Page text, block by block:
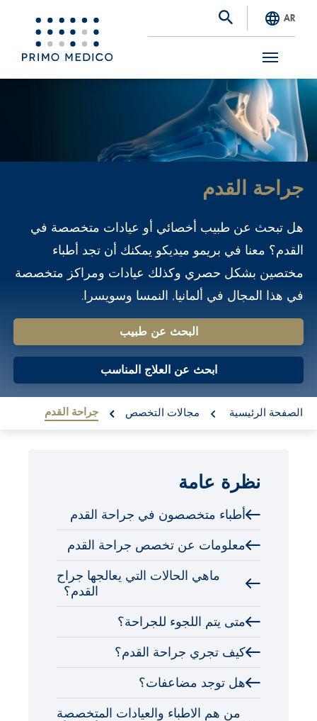
S
e
AR
جراحة القدم
هل تبحث عن طبيب أخصائي أو عيادات متخصصة في
القدم؟ معنا في بريمو ميديكو يمكنك أن تجد أطباء
مختصين بشكل حصري وكذلك عيادات ومراكز متخصصة
في هذا المجال في ألمانيا, النمسا وسويسرا.
البحث عن طبيب
ابحث عن العلاج المناسب
الصفحة الرئيسية مجالات التخصص جراحة القدم
نظرة عامة
أطباء متخصصون في جراحة القدم
معلومات عن تخصص جراحة القدم
ماهي الحالات التي يعالجها جراح
القدم؟
متى يتم اللجوء للجراحة؟
كيف تجري جراحة القدم؟
هل توجد مضاعفات؟
من هم الاطباء والعيادات المتخصصة